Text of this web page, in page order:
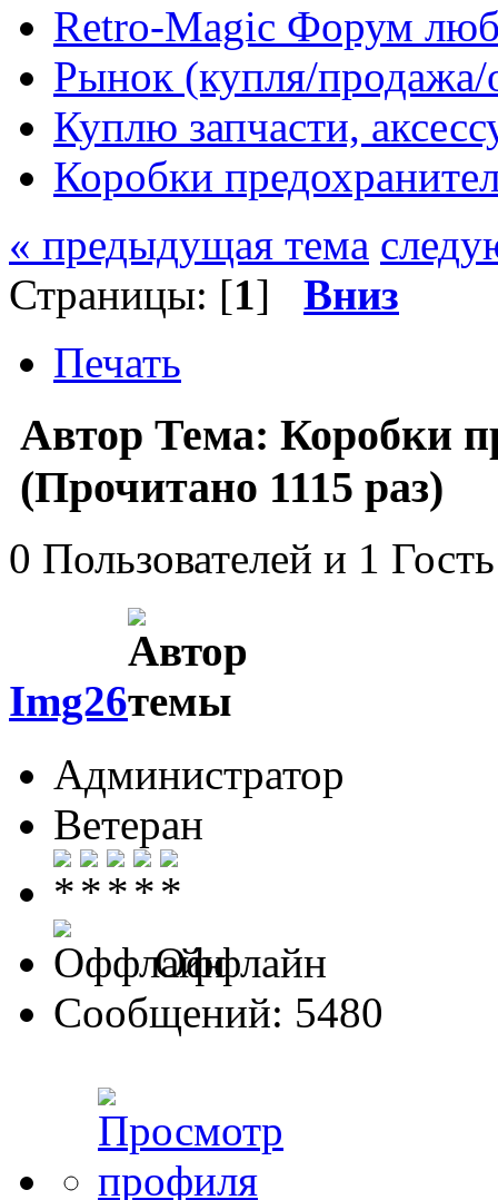
Retro-Magic Форум
Рынок (купля/продажа/
Куплю запчасти,
Коробки
« предыдущая тема
Страницы: [1] Вниз
Печать
Автор Тема: Коробки
(Прочитано 1115 раз)
0 Пользователей и 1
Img26
Администратор
Ветеран
Оффлайн
Сообщений: 5480